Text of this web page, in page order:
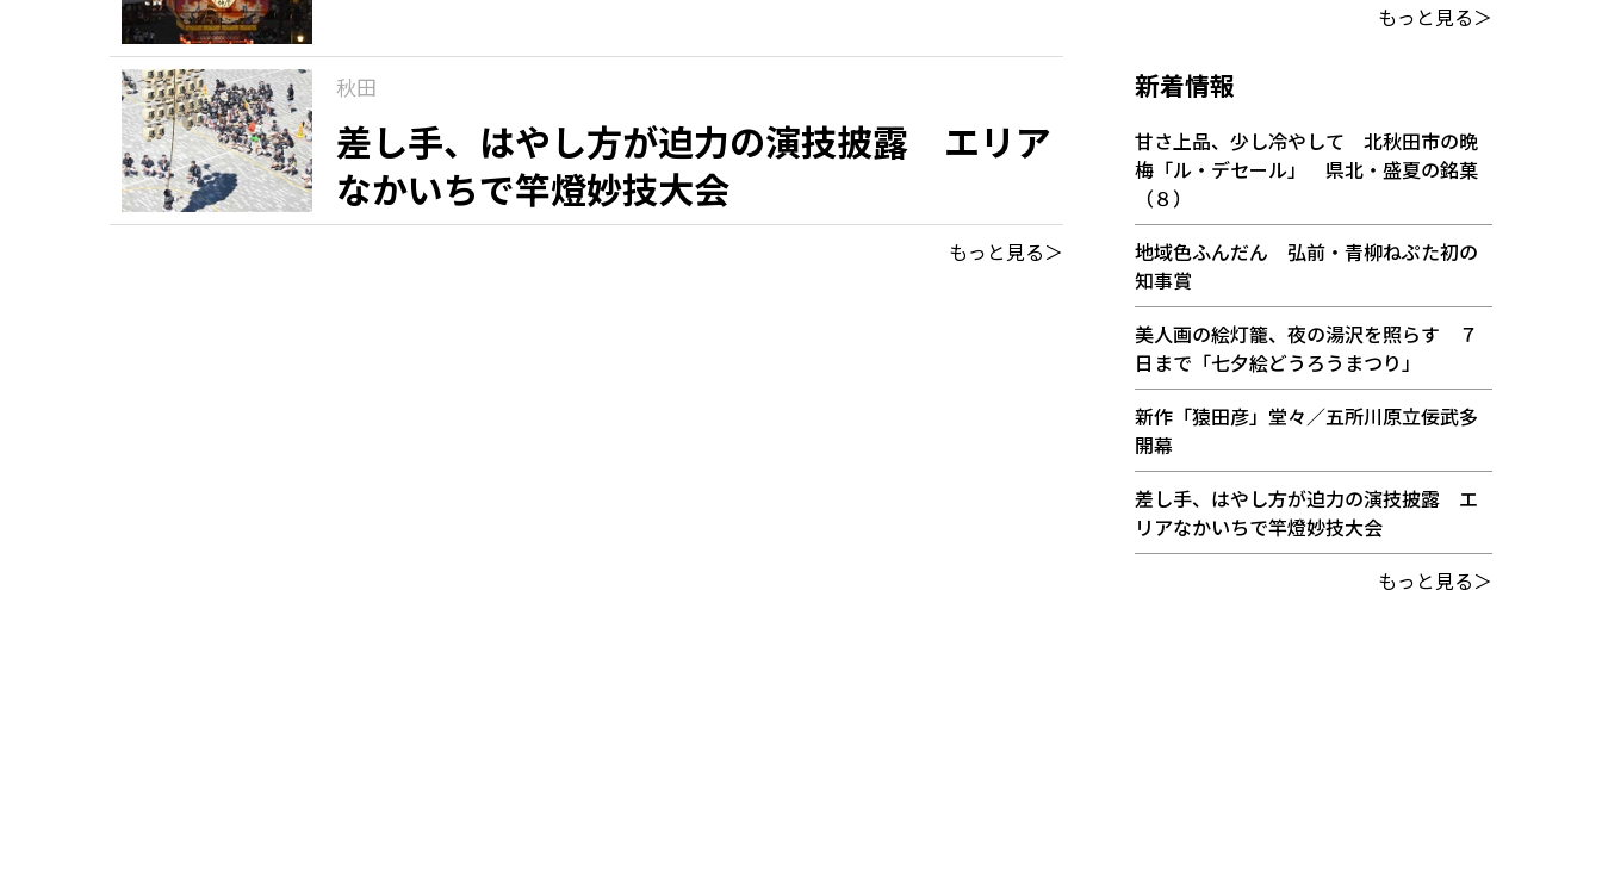
秋田
差し手、はやし方が迫力の演技披露 エリア
なかいちで竿燈妙技大会
もっと見る＞
もっと見る＞
新着情報
甘さ上品、少し冷やして 北秋田市の晩
梅「ル・デセール」 県北・盛夏の銘菓
（８）
地域色ふんだん 弘前・青柳ねぷた初の
知事賞
美人画の絵灯籠、夜の湯沢を照らす ７
日まで「七夕絵どうろうまつり」
新作「猿田彦」堂々／五所川原立佞武多
開幕
差し手、はやし方が迫力の演技披露 エ
リアなかいちで竿燈妙技大会
もっと見る＞